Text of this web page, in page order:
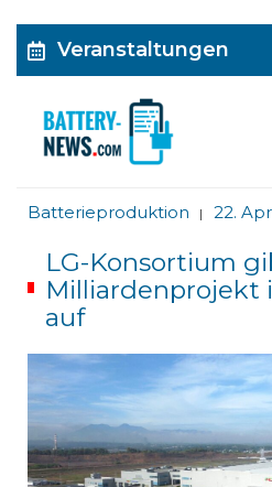
Veranstaltungen
Batterieproduktion | 22.
LG-Konsortium
Milliardenprojekt
auf